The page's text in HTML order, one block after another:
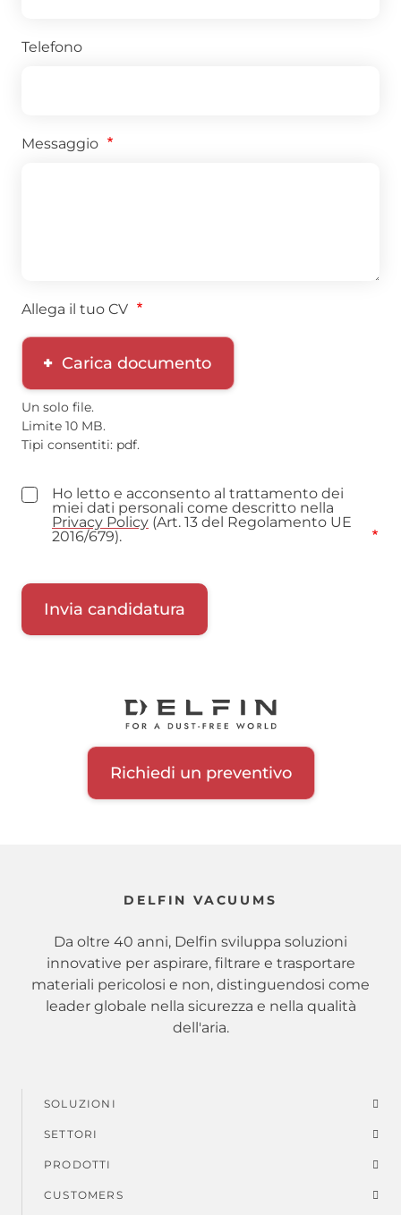
Telefono
Messaggio
Allega il tuo CV
Carica documento
Un solo file.
Limite 10 MB.
Tipi consentiti: pdf.
Ho letto e acconsento al trattamento dei
miei dati personali come descritto nella
Privacy Policy (Art. 13 del Regolamento UE
2016/679).
Richiedi un preventivo
DELFIN VACUUMS
Da oltre 40 anni, Delfin sviluppa soluzioni
innovative per aspirare, filtrare e trasportare
materiali pericolosi e non, distinguendosi come
leader globale nella sicurezza e nella qualità
dell'aria.
Menu
di
piè
SOLUZIONI
SETTORI
PRODOTTI
CUSTOMERS